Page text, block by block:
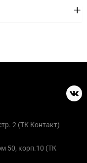
2 (ТК Контакт)
50, корп.10 (ТК